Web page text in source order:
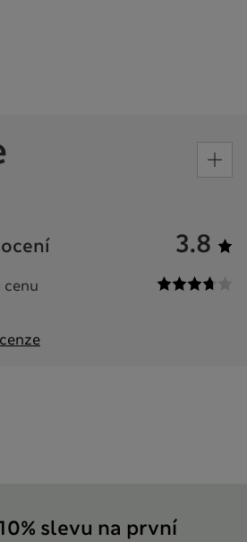
3.8
cenu
slevu na první